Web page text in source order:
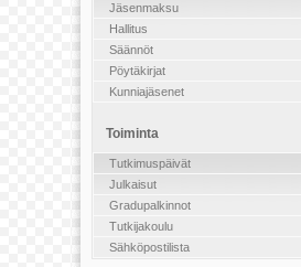
Jäsenmaksu
Hallitus
Säännöt
Pöytäkirjat
Kunniajäsenet
Toiminta
Tutkimuspäivät
Julkaisut
Gradupalkinnot
Tutkijakoulu
Sähköpostilista